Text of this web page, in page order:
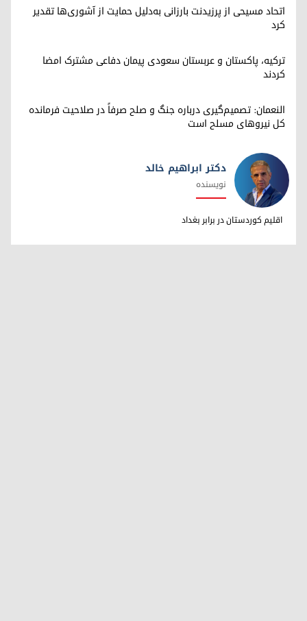
اتحاد مسیحی از پرزیدنت بارزانی به‌دلیل حمایت از آشوری‌ها تقدیر
کرد
ترکیه، پاکستان و عربستان سعودی پیمان دفاعی مشترک امضا
کردند
النعمان: تصمیم‌گیری درباره جنگ و صلح صرفاً در صلاحیت فرمانده
کل نیروهای مسلح است
دکتر ابراهیم خالد
دکتر ابراهیم خالد
نویسنده
اقلیم کوردستان در برابر بغداد